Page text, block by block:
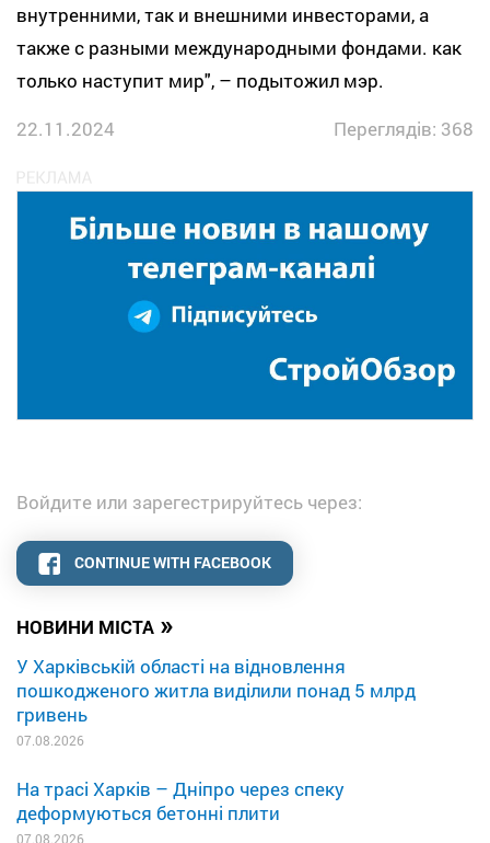
НОВИНИ МІСТА »
У Харківській області на відновлення
пошкодженого житла виділили понад 5 млрд
гривень
07.08.2026
На трасі Харків – Дніпро через спеку
деформуються бетонні плити
07.08.2026
внутренними, так и внешними инвесторами, а
также с разными международными фондами. как
только наступит мир", – подытожил мэр.
22.11.2024
Переглядів: 368
Войдите или зарегестрируйтесь через:
CONTINUE WITH FACEBOOK